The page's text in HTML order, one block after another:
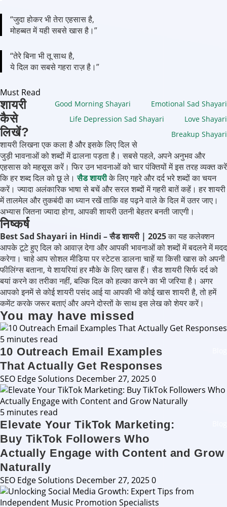
“जुदा होकर भी तेरा एहसास है,
मोहब्बत में यही सबसे खास है।”
“तेरे बिना भी तू साथ है,
ये दिल का सबसे गहरा राज़ है।”
Must Read
Emotional Sad Shayari
Good Morning Shayari
Love Shayari
Life Depression Sad Shayari
Breakup Shayari
शायरी
कैसे
लिखें?
शायरी लिखना एक कला है और इसके लिए दिल से
जुड़ी भावनाओं को शब्दों में ढालना पड़ता है। सबसे पहले, अपने अनुभव और
एहसास को महसूस करें। फिर उन भावनाओं को चार पंक्तियों में इस तरह व्यक्त करें
कि हर शब्द दिल को छू ले।सैड शायरीके लिए गहरे और दर्द भरे शब्दों का चयन
करें। ज्यादा अलंकारिक भाषा से बचें और सरल शब्दों में गहरी बातें कहें। हर शायरी
में तालमेल और तुकबंदी का ध्यान रखें ताकि वह पढ़ने वाले के दिल में उतर जाए।
अभ्यास जितना ज्यादा होगा, आपकी शायरी उतनी बेहतर बनती जाएगी।
निष्कर्ष
Best Sad Shayari in Hindi – सैड शायरी | 2025का यह कलेक्शन
आपके टूटे हुए दिल को आवाज़ देगा और आपकी भावनाओं को शब्दों में बदलने में मदद
करेगा। चाहे आप सोशल मीडिया पर स्टेटस डालना चाहें या किसी खास को अपनी
फीलिंग्स बताना, ये शायरियां हर मौके के लिए खास हैं। सैड शायरी सिर्फ दर्द को
बयां करने का तरीका नहीं, बल्कि दिल को हल्का करने का भी जरिया है। अगर
आपको इनमें से कोई शायरी पसंद आई या आपकी भी कोई खास शायरी है, तो हमें
कमेंट करके जरूर बताएं और अपने दोस्तों के साथ इस लेख को शेयर करें।
You may have missed
5 minutes read
10 Outreach Email Examples
That Actually Get Responses
SEO Edge Solutions December 27, 20250
5 minutes read
Elevate Your TikTok Marketing:
Buy TikTok Followers Who
Actually Engage with Content and Grow
Naturally
SEO Edge Solutions December 27, 20250